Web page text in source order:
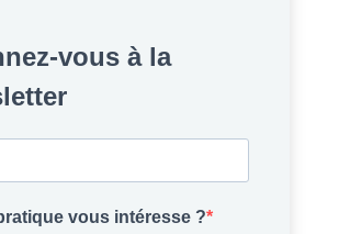
vous à la
vous intéresse ?